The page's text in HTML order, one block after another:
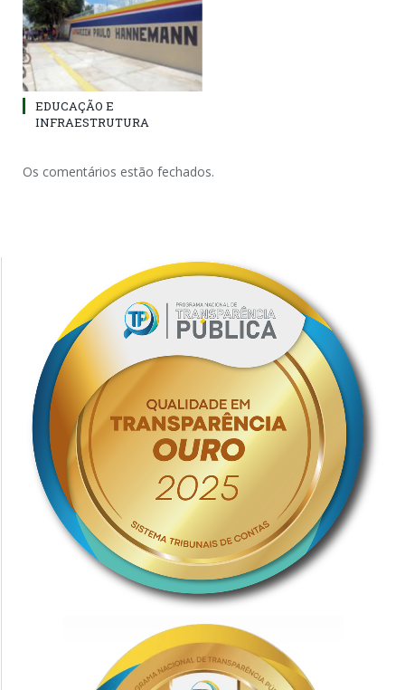
EDUCAÇÃO E
INFRAESTRUTURA
Os comentários estão fechados.